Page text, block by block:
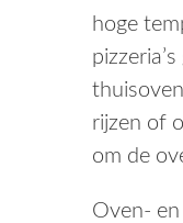
hoge
rijzen of
om de
Oven-